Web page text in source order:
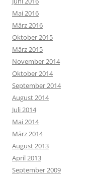
Mai 2016
März 2016
Oktober 2015
März 2015
November 2014
Oktober 2014
September 2014
August 2014
Juli 2014
Mai 2014
März 2014
August 2013
April 2013
September 2009